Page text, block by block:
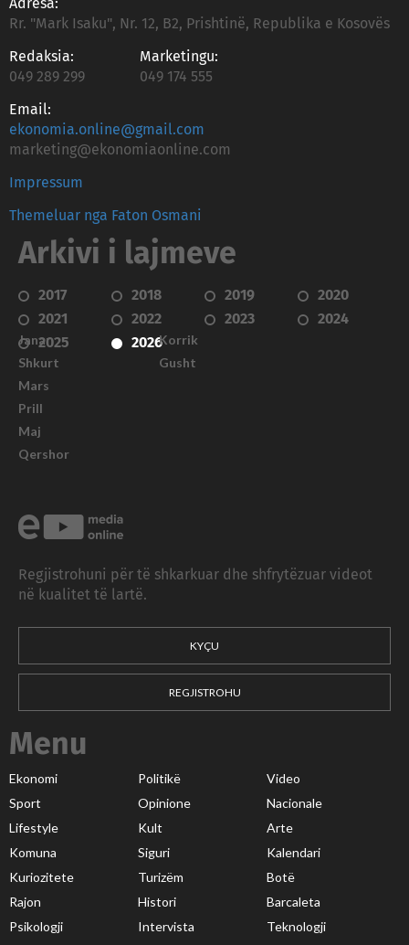
Adresa:
Rr. "Mark Isaku", Nr. 12, B2, Prishtinë, Republika e Kosovës
Redaksia:
049 289 299
Marketingu:
049 174 555
Email:
ekonomia.online@gmail.com
marketing@ekonomiaonline.com
Impressum
Themeluar nga Faton Osmani
Arkivi i lajmeve
2017 2018 2019
2020
2021
2022 2023
2024
2025
2026
Janar
Shkurt
Mars
Prill
Maj
Qershor
Korrik
Gusht
Regjistrohuni për të shkarkuar dhe shfrytëzuar videot
në kualitet të lartë.
KYÇU
REGJISTROHU
Menu
Ekonomi Politikë
Video
Sport
Opinione
Nacionale
Lifestyle
Kult
Arte
Komuna
Siguri
Kalendari
Kuriozitete
Turizëm
Botë
Rajon
Histori
Barcaleta
Psikologji
Intervista
Teknologji